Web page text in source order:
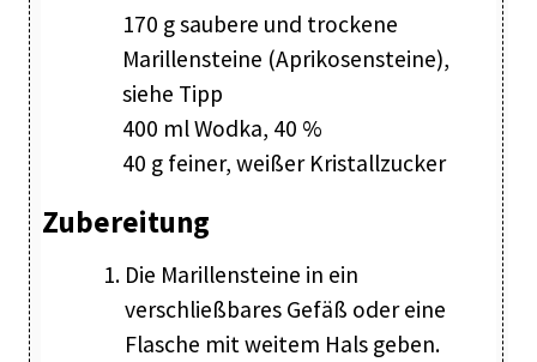
170 g saubere und trockene
Marillensteine (Aprikosensteine),
siehe Tipp
400 ml Wodka, 40 %
40 g feiner, weißer Kristallzucker
Zubereitung
Die Marillensteine in ein
verschließbares Gefäß oder eine
Flasche mit weitem Hals geben.